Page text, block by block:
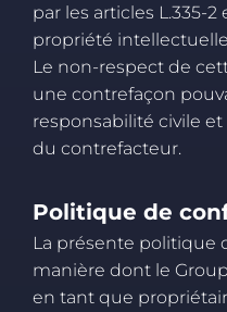
par les articles L.335-
propriété
Le non-respect de
une contrefaçon
responsabilité civile et
du contrefacteur.
Politique de
La présente politique
manière dont le
en tant que